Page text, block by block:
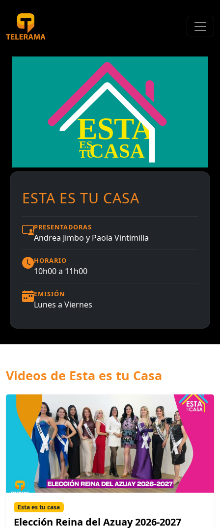
ESTA ES TU CASA
PRESENTADORAS
Andrea Jimbo y Paola Vintimilla
HORARIO
10h00 a 11h00
EMISIÓN
Lunes a Viernes
Videos de Esta es tu Casa
Esta es tu casa
Elección Reina del Azuay 2026-2027